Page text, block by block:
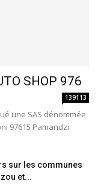
SHOP 976
139113
une SAS dénommée
97615 Pamandzi
sur les communes
et...